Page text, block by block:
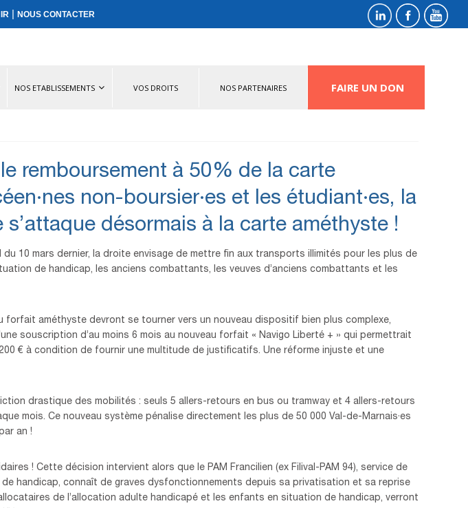
|NOUS CONTACTER
NOS ETABLISSEMENTS VOS DROITS NOS PARTENAIRES FAIRE UN DON
remboursement à 50% de la carte
non-boursier·es et les étudiant·es, la
désormais à la carte améthyste !
10 mars dernier, la droite envisage de mettre fin aux transports illimités pour les plus de
de handicap, les anciens combattants, les veuves d’anciens combattants et les
forfait améthyste devront se tourner vers un nouveau dispositif bien plus complexe,
souscription d’au moins 6 mois au nouveau forfait « Navigo Liberté + » qui permettrait
€ à condition de fournir une multitude de justificatifs. Une réforme injuste et une
drastique des mobilités : seuls 5 allers-retours en bus ou tramway et 4 allers-retours
mois. Ce nouveau système pénalise directement les plus de 50 000 Val-de-Marnais·es
an !
! Cette décision intervient alors que le PAM Francilien (ex Filival-PAM 94), service de
handicap, connaît de graves dysfonctionnements depuis sa privatisation et sa reprise
de l’allocation adulte handicapé et les enfants en situation de handicap, verront